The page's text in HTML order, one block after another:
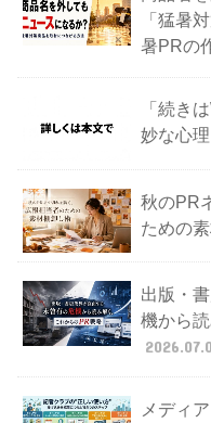
「猛暑
暑PRの
「続き
妙な心
秋のPR
ための
出版・
機から
メディ